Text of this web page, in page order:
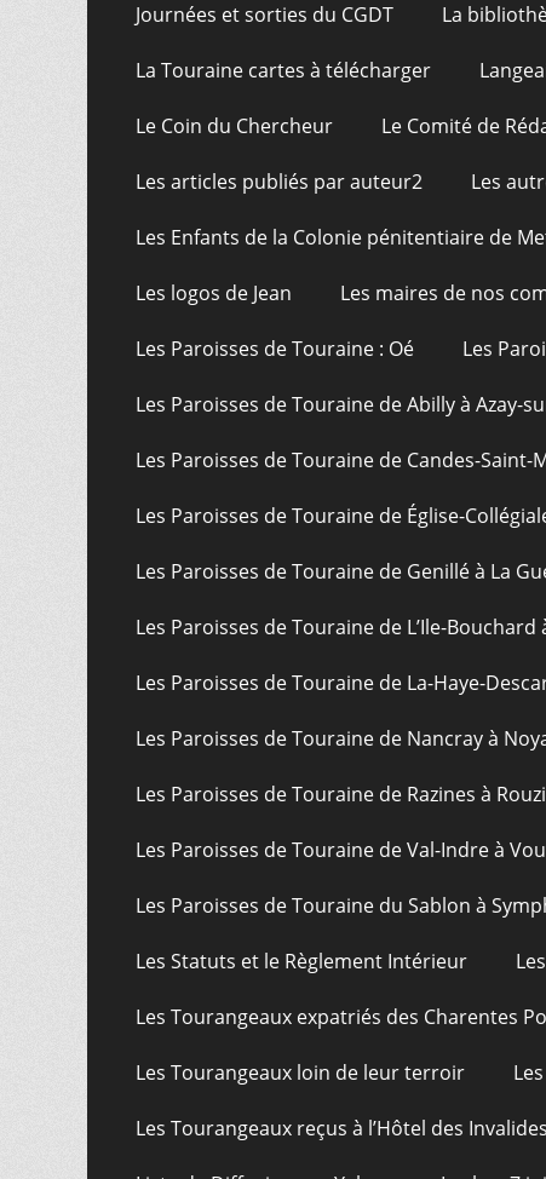
Journées et sorties du CGDT La
La Touraine cartes à télécharger
Le Coin du Chercheur Le Comité de
Les articles publiés par auteur2 Les
Les Enfants de la Colonie pénitentiaire de
Les logos de Jean Les maires de nos
Les Paroisses de Touraine : Oé Les
Les Paroisses de Touraine de Abilly à Azay-
Les Paroisses de Touraine de Candes-Saint-
Les Paroisses de Touraine de Église-
Les Paroisses de Touraine de Genillé à La
Les Paroisses de Touraine de L’Ile-
Les Paroisses de Touraine de La-Haye-
Les Paroisses de Touraine de Nancray à
Les Paroisses de Touraine de Razines à
Les Paroisses de Touraine de Val-Indre à
Les Paroisses de Touraine du Sablon à
Les Statuts et le Règlement Intérieur
Les Tourangeaux expatriés des Charentes
Les Tourangeaux loin de leur terroir
Les Tourangeaux reçus à l’Hôtel des